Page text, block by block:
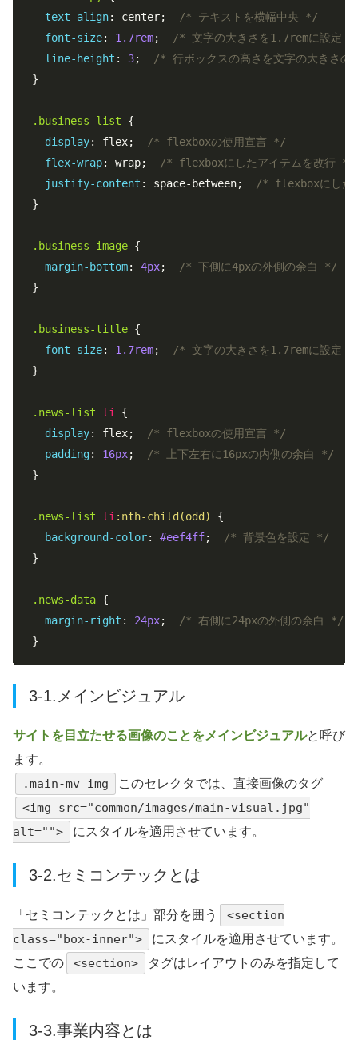
text-align: center;
/* テキストを横幅中央 */
font-size: 1.7rem;
/* 文字の大きさを1.7remに設定
line-height : 3;
/* 行ボックスの高さを文字の大きさ
}
.business-list {
display: flex;
/* flexboxの使用宣言 */
flex-wrap: wrap;
/* flexboxにしたアイテムを改行 */
justify-content : space-between;
/* flexboxにした
}
.business-image {
margin-bottom: 4px;
/* 下側に4pxの外側の余白 */
}
.business-title {
font-size: 1.7rem;
/* 文字の大きさを1.7remに設定
}
.news-list li
{
display: flex;
/* flexboxの使用宣言 */
padding: 16px;
/* 上下左右に16pxの内側の余白 */
}
.news-list li :nth-child(odd)
{
background-color: #eef4ff;
/* 背景色を設定 */
}
.news-data {
margin-right : 24px;
/* 右側に24pxの外側の余白 */
}
3-1.メインビジュアル
サイトを目立たせる画像のことをメインビジュアルと呼び
ます。
.main-mv img このセレクタでは、直接画像のタグ
<img src="common/images/main-visual.jpg"
alt="">
にスタイルを適用させています。
3-2.セミコンテックとは
「セミコンテックとは」部分を囲う
<section
class="box-inner">
にスタイルを適用させています。
ここでの
<section>
タグはレイアウトのみを指定して
います。
3-3.事業内容とは